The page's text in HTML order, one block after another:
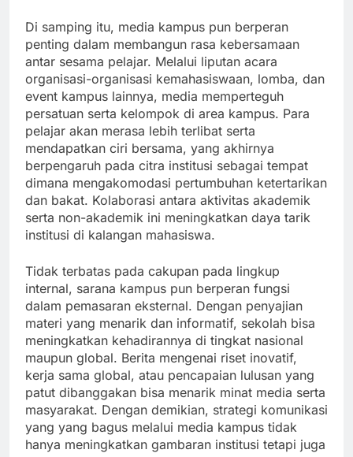
Di samping itu, media kampus pun berperan
penting dalam membangun rasa kebersamaan
antar sesama pelajar. Melalui liputan acara
organisasi-organisasi kemahasiswaan, lomba, dan
event kampus lainnya, media memperteguh
persatuan serta kelompok di area kampus. Para
pelajar akan merasa lebih terlibat serta
mendapatkan ciri bersama, yang akhirnya
berpengaruh pada citra institusi sebagai tempat
dimana mengakomodasi pertumbuhan ketertarikan
dan bakat. Kolaborasi antara aktivitas akademik
serta non-akademik ini meningkatkan daya tarik
institusi di kalangan mahasiswa.
Tidak terbatas pada cakupan pada lingkup
internal, sarana kampus pun berperan fungsi
dalam pemasaran eksternal. Dengan penyajian
materi yang menarik dan informatif, sekolah bisa
meningkatkan kehadirannya di tingkat nasional
maupun global. Berita mengenai riset inovatif,
kerja sama global, atau pencapaian lulusan yang
patut dibanggakan bisa menarik minat media serta
masyarakat. Dengan demikian, strategi komunikasi
yang yang bagus melalui media kampus tidak
hanya meningkatkan gambaran institusi tetapi juga